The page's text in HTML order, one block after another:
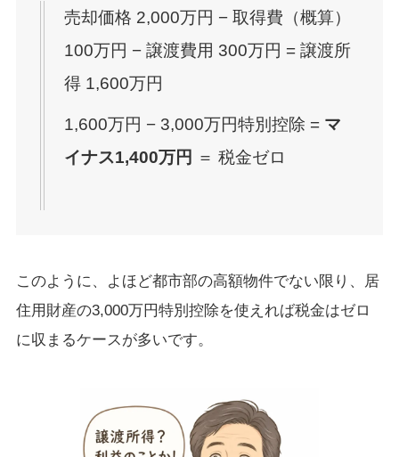
売却価格 2,000万円 − 取得費（概算）
100万円 − 譲渡費用 300万円 = 譲渡所
得 1,600万円
1,600万円 − 3,000万円特別控除 = マ
イナス1,400万円 ＝ 税金ゼロ
このように、よほど都市部の高額物件でない限り、居
住用財産の3,000万円特別控除を使えれば税金はゼロ
に収まるケースが多いです。